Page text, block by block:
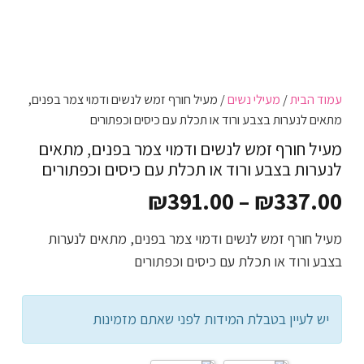
עמוד הבית/ מעילי נשים/ מעיל חורף זמש לנשים ודמוי צמר בפנים,
מתאים לנערות בצבע ורוד או תכלת עם כיסים וכפתורים
מעיל חורף זמש לנשים ודמוי צמר בפנים, מתאים
לנערות בצבע ורוד או תכלת עם כיסים וכפתורים
₪337.00
–
₪391.00
עד
מעיל חורף זמש לנשים ודמוי צמר בפנים, מתאים לנערות
בצבע ורוד או תכלת עם כיסים וכפתורים
יש לעיין בטבלת המידות לפני שאתם מזמינות